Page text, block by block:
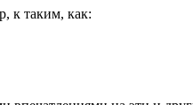
к таким, как: